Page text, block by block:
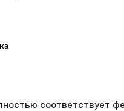
соответствует